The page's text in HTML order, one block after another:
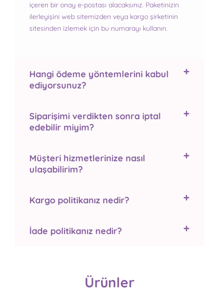
içeren bir onay e-postası alacaksınız. Paketinizin
ilerleyişini web sitemizden veya kargo şirketinin
sitesinden izlemek için bu numarayı kullanın.
Hangi ödeme yöntemlerini kabul
ediyorsunuz?
Siparişimi verdikten sonra iptal
edebilir miyim?
Müşteri hizmetlerinize nasıl
ulaşabilirim?
Kargo politikanız nedir?
İade politikanız nedir?
Ürünler